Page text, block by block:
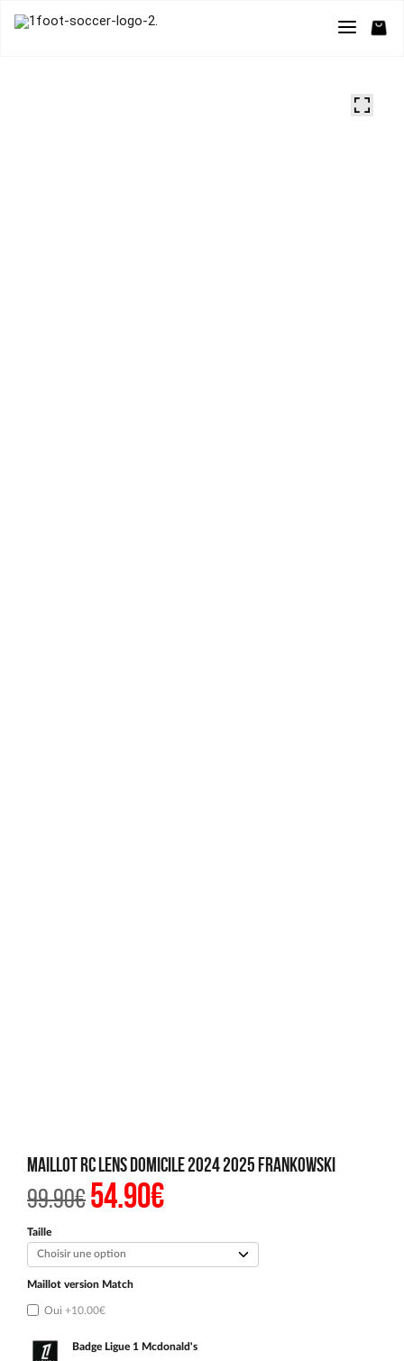
Maillot RC Lens Domicile 2024 2025 Frankowski
99.90€Le
prix
était :
99.90€.
54.90€Le
prix
est :
54.90€.
Taille
Maillot version Match
Oui +10.00€
Badge Ligue 1 Mcdonald's